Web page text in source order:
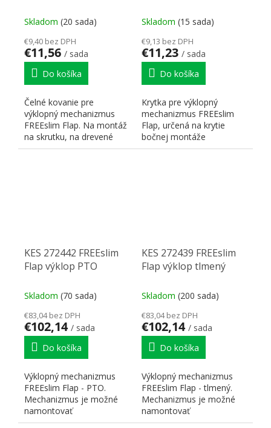
Skladom (20 sada)
€9,40 bez DPH
€11,56 / sada
Do košíka
Čelné kovanie pre
výklopný mechanizmus
FREEslim Flap. Na montáž
na skrutku, na drevené
čelá a široké alu
Skladom (15 sada)
€9,13 bez DPH
€11,23 / sada
Do košíka
Krytka pre výklopný
mechanizmus FREEslim
Flap, určená na krytie
bočnej montáže
mechanizmu. Farba sivá.
KES 272442 FREEslim
Flap výklop PTO
Skladom (70 sada)
€83,04 bez DPH
€102,14 / sada
Do košíka
Výklopný mechanizmus
FREEslim Flap - PTO.
Mechanizmus je možné
namontovať
priskrutkovaním z
KES 272439 FREEslim
Flap výklop tlmený
Skladom (200 sada)
€83,04 bez DPH
€102,14 / sada
Do košíka
Výklopný mechanizmus
FREEslim Flap - tlmený.
Mechanizmus je možné
namontovať
priskrutkovaním z